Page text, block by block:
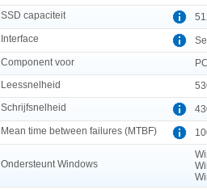
SSD capaciteit
Interface
Component voor
Leessnelheid
Schrijfsnelheid
Mean time between failures (MTBF)
Ondersteunt Windows